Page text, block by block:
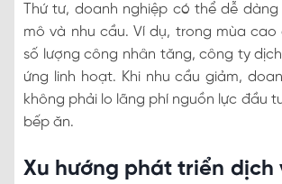
Thứ tư, doanh nghiệp có thể dễ
mô và nhu cầu. Ví dụ, trong mùa cao
số lượng công nhân tăng, công ty
ứng linh hoạt. Khi nhu cầu giảm,
không phải lo lãng phí nguồn lực đầu
bếp ăn.
Xu hướng phát triển dịch